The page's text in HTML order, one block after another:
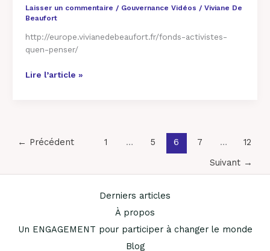
Laisser un commentaire / Gouvernance Vidéos / Viviane De
Beaufort
http://europe.vivianedebeaufort.fr/fonds-activistes-
quen-penser/
fonds
activistes
?
Lire l’article »
← Précédent 1 … 5 6 7 …
12
Suivant →
Derniers articles
À propos
Un ENGAGEMENT pour participer à changer le monde
Blog